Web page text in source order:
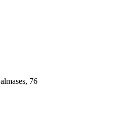
76